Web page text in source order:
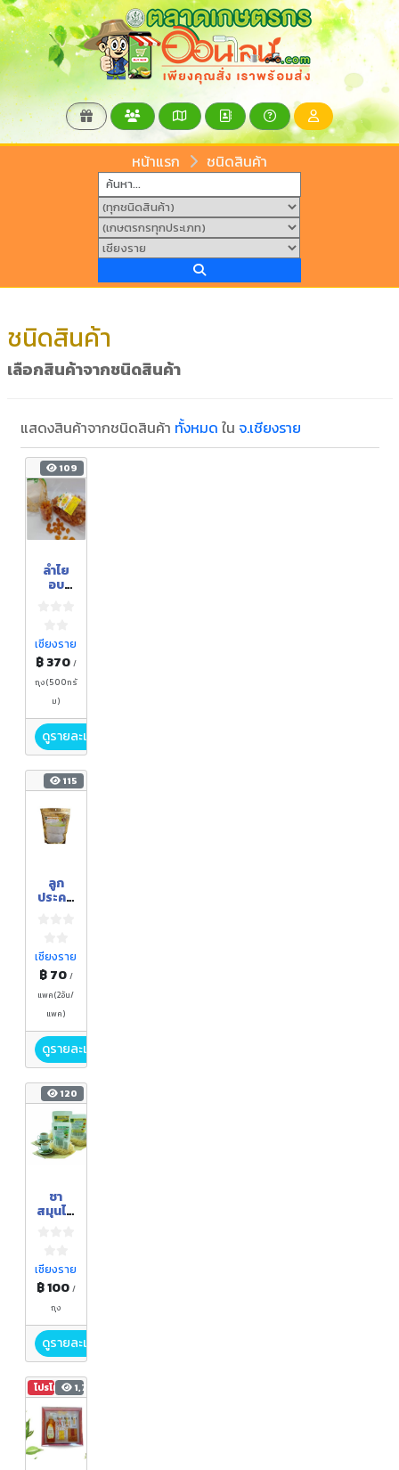
หน้าแรก ชนิดสินค้า
ชนิดสินค้า
เลือกสินค้าจากชนิดสินค้า
แสดงสินค้าจากชนิดสินค้า ทั้งหมด ใน จ.เชียงราย
109
ลำไย
อบ
เชียงราย
฿ 370 /
ถุง(500กรั
ม)
ดูรายละเอียด
115
ลูก
ประคบ
เชียงราย
฿ 70 /
แพค(2อัน/
แพค)
ดูรายละเอียด
120
ชา
สมุนไพ
เชียงราย
฿ 100 /
ถุง
ดูรายละเอียด
โปรโมชัน 1,789